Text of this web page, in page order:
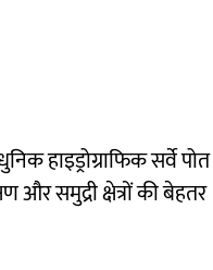
हाइड्रोग्राफिक सर्वे पोत
और समुद्री क्षेत्रों की बेहतर